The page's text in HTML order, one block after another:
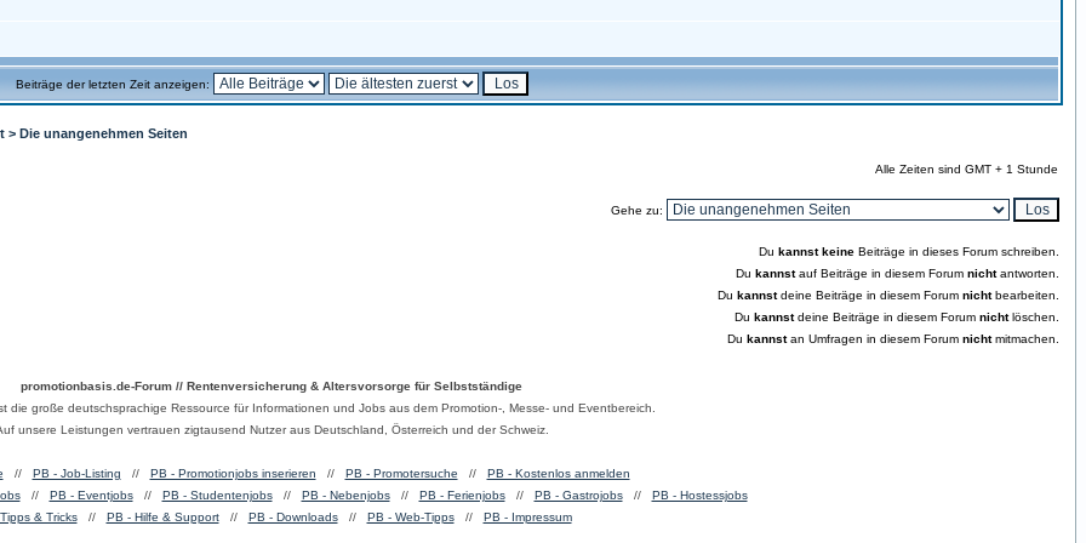
Beiträge der letzten Zeit anzeigen:
> Die unangenehmen Seiten
Alle Zeiten sind GMT + 1 Stunde
Gehe zu:
Du kannst keine Beiträge in dieses Forum schreiben.
Du kannstauf Beiträge in diesem Forum nichtantworten.
Du kannstdeine Beiträge in diesem Forum nichtbearbeiten.
Du kannstdeine Beiträge in diesem Forum nichtlöschen.
Du kannstan Umfragen in diesem Forum nichtmitmachen.
promotionbasis.de-Forum // Rentenversicherung & Altersvorsorge für Selbstständige
die große deutschsprachige Ressource für Informationen und Jobs aus dem Promotion-, Messe- und Eventbereich.
unsere Leistungen vertrauen zigtausend Nutzer aus Deutschland, Österreich und der Schweiz.
// PB - Job-Listing // PB - Promotionjobs inserieren // PB - Promotersuche // PB - Kostenlos anmelden
// PB - Eventjobs// PB - Studentenjobs// PB - Nebenjobs// PB - Ferienjobs// PB - Gastrojobs// PB - Hostessjobs
& Tricks// PB - Hilfe & Support// PB - Downloads// PB - Web-Tipps// PB - Impressum